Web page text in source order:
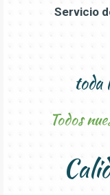
Servicio
toda
Todos